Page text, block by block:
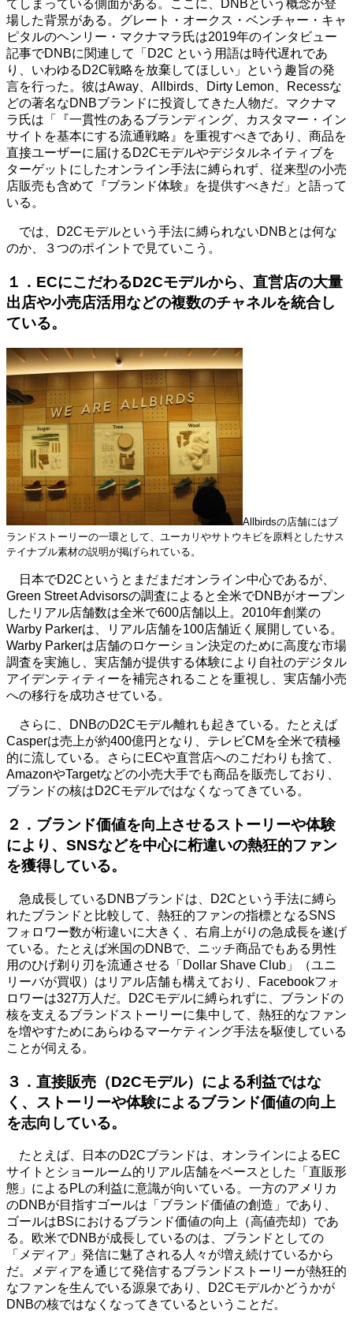
てしまっている側面がある。ここに、DNBという概念が登
場した背景がある。グレート・オークス・ベンチャー・キャ
ピタルのヘンリー・マクナマラ氏は2019年のインタビュー
記事でDNBに関連して「D2C という用語は時代遅れであ
り、いわゆるD2C戦略を放棄してほしい」という趣旨の発
言を行った。彼はAway、Allbirds、Dirty Lemon、Recessな
どの著名なDNBブランドに投資してきた人物だ。マクナマ
ラ氏は「『一貫性のあるブランディング、カスタマー・イン
サイトを基本にする流通戦略』を重視すべきであり、商品を
直接ユーザーに届けるD2Cモデルやデジタルネイティブを
ターゲットにしたオンライン手法に縛られず、従来型の小売
店販売も含めて『ブランド体験』を提供すべきだ」と語って
いる。
では、D2Cモデルという手法に縛られないDNBとは何な
のか、３つのポイントで見ていこう。
１．ECにこだわるD2Cモデルから、直営店の⼤量
出店や小売店活用などの複数のチャネルを統合し
ている。
Allbirdsの店舗にはブ
ランドストーリーの一環として、ユーカリやサトウキビを原料としたサス
テイナブル素材の説明が掲げられている。
日本でD2Cというとまだまだオンライン中心であるが、
Green Street Advisorsの調査によると全米でDNBがオープン
したリアル店舗数は全米で600店舗以上。2010年創業の
Warby Parkerは、リアル店舗を100店舗近く展開している。
Warby Parkerは店舗のロケーション決定のために高度な市場
調査を実施し、実店舗が提供する体験により自社のデジタル
アイデンティティーを補完されることを重視し、実店舗小売
への移行を成功させている。
さらに、DNBのD2Cモデル離れも起きている。たとえば
Casperは売上が約400億円となり、テレビCMを全米で積極
的に流している。さらにECや直営店へのこだわりも捨て、
AmazonやTargetなどの小売大手でも商品を販売しており、
ブランドの核はD2Cモデルではなくなってきている。
２．ブランド価値を向上させるストーリーや体験
により、SNSなどを中心に桁違いの熱狂的ファン
を獲得している。
急成⻑しているDNBブランドは、D2Cという手法に縛ら
れたブランドと比較して、熱狂的ファンの指標となるSNS
フォロワー数が桁違いに大きく、右肩上がりの急成⻑を遂げ
ている。たとえば⽶国のDNBで、ニッチ商品でもある男性
⽤のひげ剃り刃を流通させる「Dollar Shave Club」（ユニ
リーバが買収）はリアル店舗も構えており、Facebookフォ
ロワーは327万⼈だ。D2Cモデルに縛られずに、ブランドの
核を支えるブランドストーリーに集中して、熱狂的なファン
を増やすためにあらゆるマーケティング手法を駆使している
ことが伺える。
３．直接販売（D2Cモデル）による利益ではな
く、ストーリーや体験によるブランド価値の向上
を志向している。
たとえば、日本のD2Cブランドは、オンラインによるEC
サイトとショールーム的リアル店舗をベースとした「直販形
態」によるPLの利益に意識が向いている。一方のアメリカ
のDNBが目指すゴールは「ブランド価値の創造」であり、
ゴールはBSにおけるブランド価値の向上（高値売却）であ
る。欧米でDNBが成長しているのは、ブランドとしての
「メディア」発信に魅了される人々が増え続けているから
だ。メディアを通じて発信するブランドストーリーが熱狂的
なファンを生んでいる源泉であり、D2Cモデルかどうかが
DNBの核ではなくなってきているということだ。